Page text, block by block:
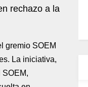
rechazo a la
gremio SOEM
La iniciativa,
SOEM,